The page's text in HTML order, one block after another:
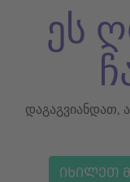
ეს
დაგაგვიანდათ,
ᲘᲮᲘᲚᲔᲗ